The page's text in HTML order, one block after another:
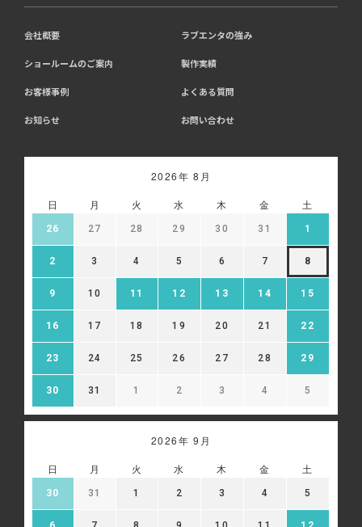
会社概要 ラブエンタの強み
ショールームのご案内 製作実績
お客様事例 よくある質問
お知らせ お問い合わせ
2026年 8月
日 月 火 水 木 金 土
26 27 28 29 30 31 1
2 3 4 5 6 7 8
9 10 11 12 13 14 15
16 17 18 19 20 21 22
23 24 25 26 27 28 29
30 31 1 2 3 4 5
2026年 9月
日 月 火 水 木 金 土
30 31 1 2 3 4 5